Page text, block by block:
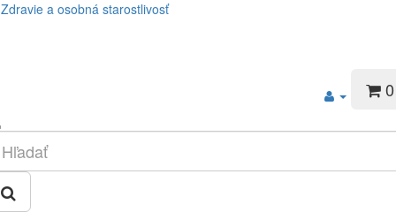
Zdravie a osobná starostlivosť
0